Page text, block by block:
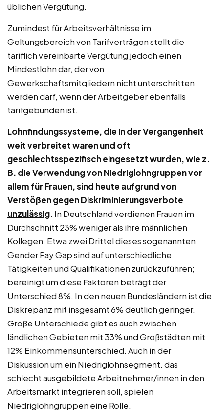
üblichen Vergütung.
Zumindest für Arbeitsverhältnisse im
Geltungsbereich von Tarifverträgen stellt die
tariflich vereinbarte Vergütung jedoch einen
Mindestlohn dar, der von
Gewerkschaftsmitgliedern nicht unterschritten
werden darf, wenn der Arbeitgeber ebenfalls
tarifgebunden ist.
Lohnfindungssysteme, die in der Vergangenheit
weit verbreitet waren und oft
geschlechtsspezifisch eingesetzt wurden, wie z.
B. die Verwendung von Niedriglohngruppen vor
allem für Frauen, sind heute aufgrund von
Verstößen gegen Diskriminierungsverbote
unzulässig. In Deutschland verdienen Frauen im
Durchschnitt 23% weniger als ihre männlichen
Kollegen. Etwa zwei Drittel dieses sogenannten
Gender Pay Gap sind auf unterschiedliche
Tätigkeiten und Qualifikationen zurückzuführen;
bereinigt um diese Faktoren beträgt der
Unterschied 8%. In den neuen Bundesländern ist die
Diskrepanz mit insgesamt 6% deutlich geringer.
Große Unterschiede gibt es auch zwischen
ländlichen Gebieten mit 33% und Großstädten mit
12% Einkommensunterschied. Auch in der
Diskussion um ein Niedriglohnsegment, das
schlecht ausgebildete Arbeitnehmer/innen in den
Arbeitsmarkt integrieren soll, spielen
Niedriglohngruppen eine Rolle.